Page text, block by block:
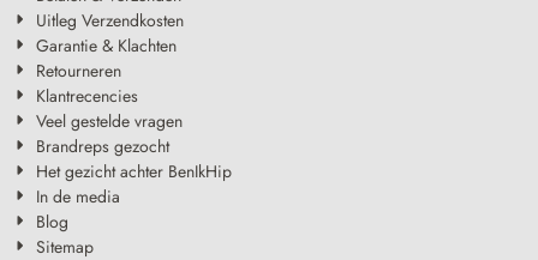
Uitleg Verzendkosten
Garantie & Klachten
Retourneren
Klantrecencies
Veel gestelde vragen
Brandreps gezocht
Het gezicht achter BenIkHip
In de media
Blog
Sitemap